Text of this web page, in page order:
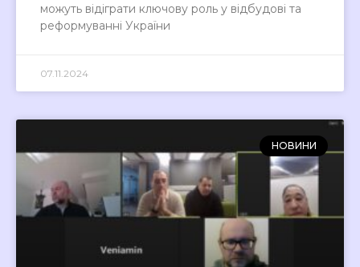
можуть відіграти ключову роль у відбудові та
реформуванні України
07.11.2024
НОВИНИ